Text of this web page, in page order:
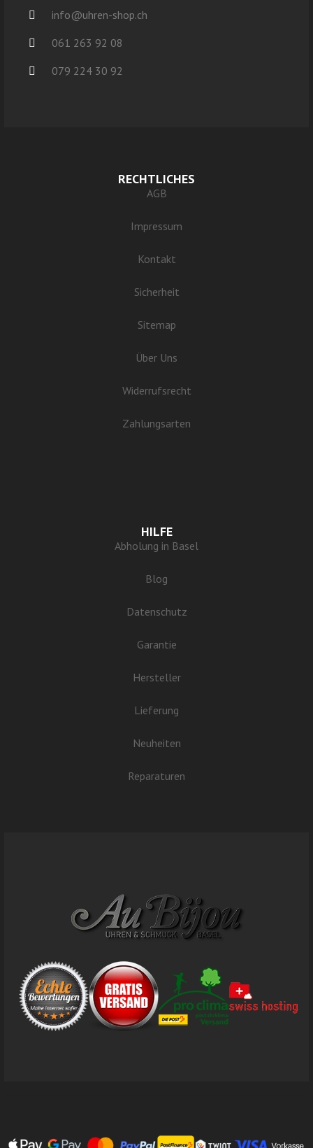
info@uhren-shop.ch
061 263 92 08
079 224 30 92
RECHTLICHES
AGB
Impressum
Kontakt
Sicherheit
Sitemap
Über Uns
Widerrufsrecht
Zahlungsarten
HILFE
Abholung in Basel
Blog
Datenschutz
Garantie
Hersteller
Lieferung
Neuheiten
Reparaturen